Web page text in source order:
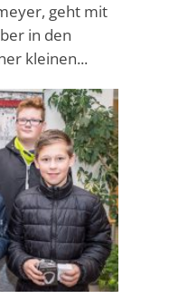
geht mit
in den
kleinen...